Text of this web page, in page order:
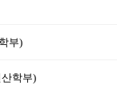
부)
학부)